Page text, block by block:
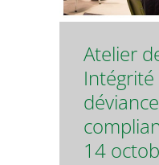
Atelier
14